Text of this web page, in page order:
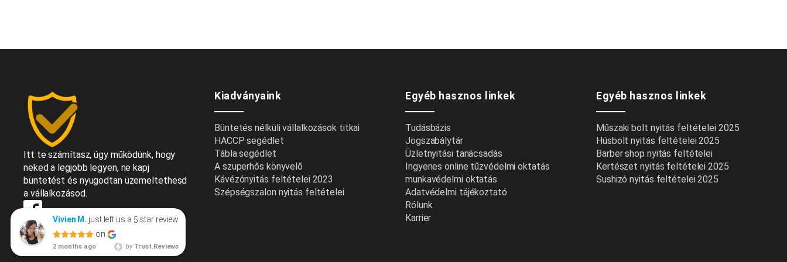
Itt te számítasz, úgy működünk, hogy
neked a legjobb legyen, ne kapj
büntetést és nyugodtan üzemeltethesd
a vállalkozásod.
Kiadványaink
Büntetés nélküli vállalkozások titkai
HACCP segédlet
Tábla segédlet
A szuperhős könyvelő
Kávézónyitás feltételei 2023
Szépségszalon nyitás feltételei
Egyéb hasznos linkek
Tudásbázis
Jogszabálytár
Üzletnyitási tanácsadás
Ingyenes online tűzvédelmi oktatás
munkavédelmi oktatás
Adatvédelmi tájékoztató
Rólunk
Karrier
Egyéb hasznos linkek
Műszaki bolt nyitás feltételei 2025
Húsbolt nyitás feltételei 2025
Barber shop nyitás feltételei
Kertészet nyitás feltételei 2025
Sushizó nyitás feltételei 2025
Vivien M. just left us a 5 star review
on
2 months ago by Trust.Reviews
Vivien Majoros
2 months ago
Korrekt